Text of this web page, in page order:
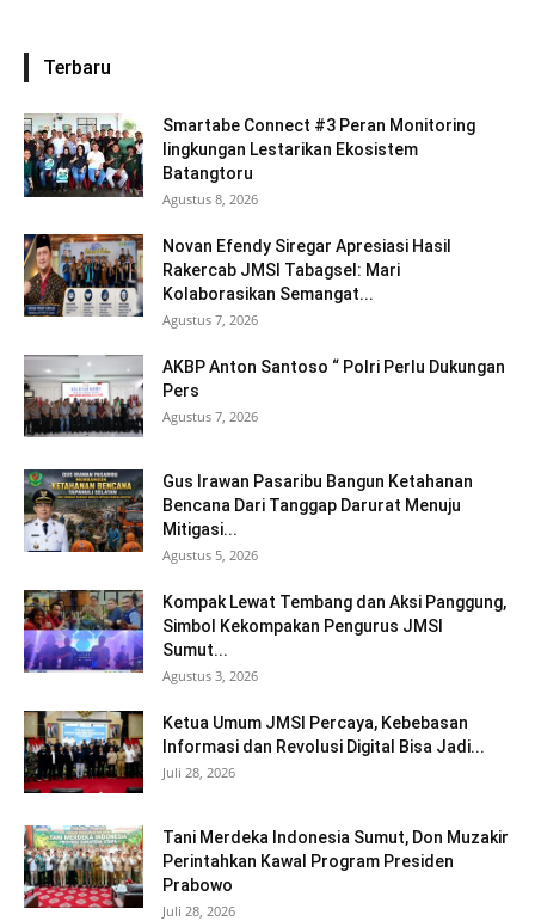
Terbaru
Smartabe Connect #3 Peran Monitoring
lingkungan Lestarikan Ekosistem
Batangtoru
Agustus 8, 2026
Novan Efendy Siregar Apresiasi Hasil
Rakercab JMSI Tabagsel: Mari
Kolaborasikan Semangat...
Agustus 7, 2026
AKBP Anton Santoso “ Polri Perlu Dukungan
Pers
Agustus 7, 2026
Gus Irawan Pasaribu Bangun Ketahanan
Bencana Dari Tanggap Darurat Menuju
Mitigasi...
Agustus 5, 2026
Kompak Lewat Tembang dan Aksi Panggung,
Simbol Kekompakan Pengurus JMSI
Sumut...
Agustus 3, 2026
Ketua Umum JMSI Percaya, Kebebasan
Informasi dan Revolusi Digital Bisa Jadi...
Juli 28, 2026
Tani Merdeka Indonesia Sumut, Don Muzakir
Perintahkan Kawal Program Presiden
Prabowo
Juli 28, 2026